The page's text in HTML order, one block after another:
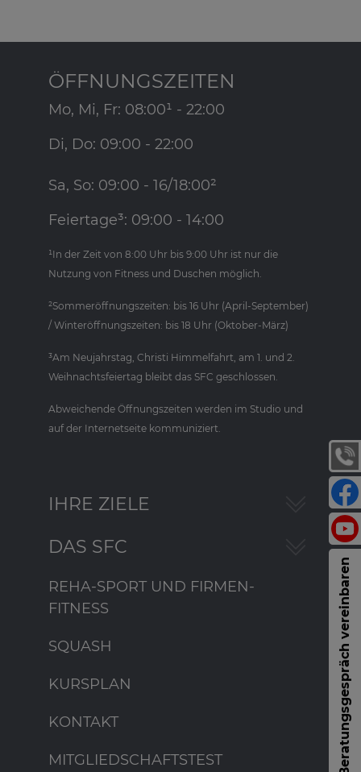
Beratungsgespräch vereinbaren
IHRE ZIELE
REHA-SPORT UND FIRMEN-
FITNESS
SQUASH
KURSPLAN
KONTAKT
MITGLIEDSCHAFTSTEST
DAS SFC
ÖFFNUNGSZEITEN
Mo, Mi, Fr: 08:00¹ - 22:00
Di, Do: 09:00 - 22:00
Sa, So: 09:00 - 16/18:00²
Feiertage³: 09:00 - 14:00
¹In der Zeit von 8:00 Uhr bis 9:00 Uhr ist nur die
Nutzung von Fitness und Duschen möglich.
²Sommeröffnungszeiten: bis 16 Uhr (April-September)
/ Winteröffnungszeiten: bis 18 Uhr (Oktober-März)
³Am Neujahrstag, Christi Himmelfahrt, am 1. und 2.
Weihnachtsfeiertag bleibt das SFC geschlossen.
Abweichende Öffnungszeiten werden im Studio und
auf der Internetseite kommuniziert.